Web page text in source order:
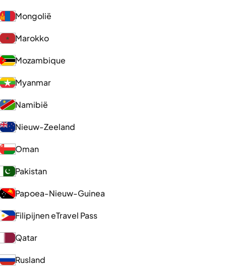
Mongolië
Marokko
Mozambique
Myanmar
Namibië
Nieuw-Zeeland
Oman
Pakistan
Papoea-Nieuw-Guinea
Filipijnen eTravel Pass
Qatar
Rusland